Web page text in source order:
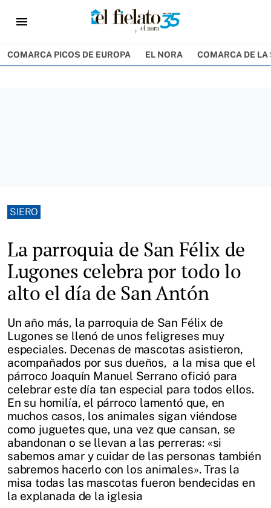
menu
COMARCA PICOS DE EUROPA EL NORA COMARCA DE LA
SIERO
La parroquia de San Félix de
Lugones celebra por todo lo
alto el día de San Antón
Un año más, la parroquia de San Félix de
Lugones se llenó de unos feligreses muy
especiales. Decenas de mascotas asistieron,
acompañados por sus dueños, a la misa que el
párroco Joaquín Manuel Serrano ofició para
celebrar este día tan especial para todos ellos.
En su homilía, el párroco lamentó que, en
muchos casos, los animales sigan viéndose
como juguetes que, una vez que cansan, se
abandonan o se llevan a las perreras: «si
sabemos amar y cuidar de las personas también
sabremos hacerlo con los animales». Tras la
misa todas las mascotas fueron bendecidas en
la explanada de la iglesia